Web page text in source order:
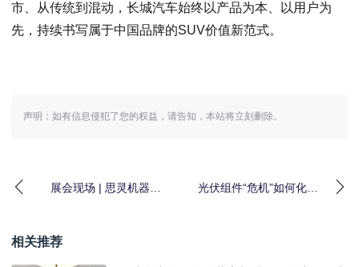
市、从传统到混动，长城汽车始终以产品为本、以用户为
先，持续书写属于中国品牌的SUV价值新范式。
声明：如有信息侵犯了您的权益，请告知，本站将立刻删除。
展会现场 | 思灵机器人
光伏组件“危机”如何化
相关推荐